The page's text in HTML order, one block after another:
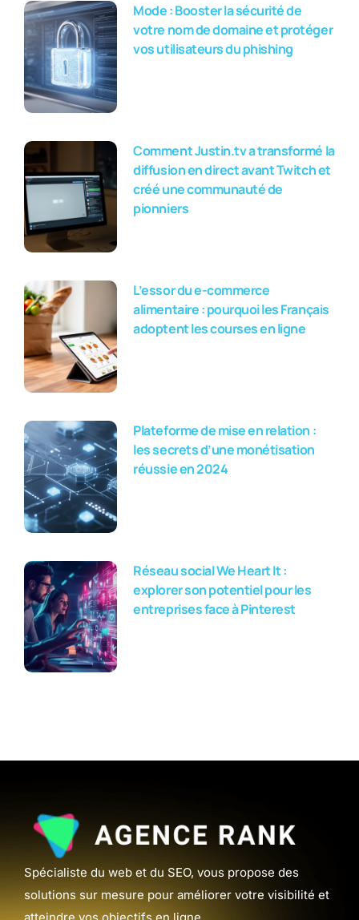
Mode : Booster la sécurité de
votre nom de domaine et protéger
vos utilisateurs du phishing
Comment Justin.tv a transformé la
diffusion en direct avant Twitch et
créé une communauté de
pionniers
L’essor du e-commerce
alimentaire : pourquoi les Français
adoptent les courses en ligne
Plateforme de mise en relation :
les secrets d’une monétisation
réussie en 2024
Réseau social We Heart It :
explorer son potentiel pour les
entreprises face à Pinterest
Spécialiste du web et du SEO, vous propose des
solutions sur mesure pour améliorer votre visibilité et
atteindre vos objectifs en ligne.